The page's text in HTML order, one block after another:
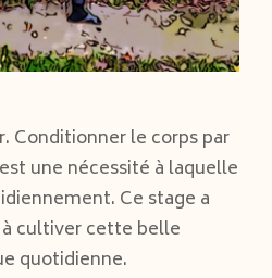
Conditionner le corps par
une nécessité à laquelle
Ce stage a
cultiver cette belle
quotidienne.